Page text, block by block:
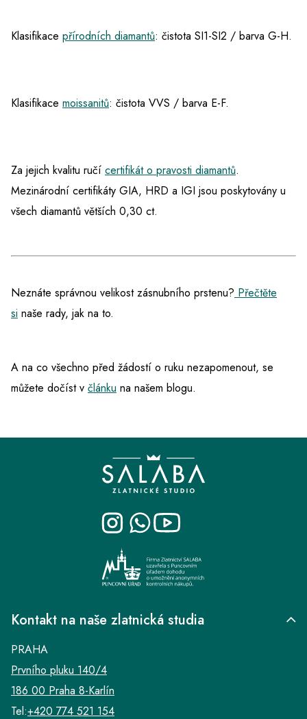
Klasifikace přírodních diamantů: čistota SI1-SI2 / barva G-H.
Klasifikace moissanitů: čistota VVS / barva E-F.
Za jejich kvalitu ručí certifikát o pravosti diamantů.
Mezinárodní certifikáty GIA, HRD a IGI jsou poskytovány u
všech diamantů větších 0,30 ct.
Neznáte správnou velikost zásnubního prstenu? Přečtěte
si naše rady, jak na to.
A na co všechno před žádostí o ruku nezapomenout, se
můžete dočíst v článku na našem blogu.
Kontakt na naše zlatnická studia
PRAHA
Prvního pluku 140/4
186 00 Praha 8-Karlín
Tel:+420 774 521 154